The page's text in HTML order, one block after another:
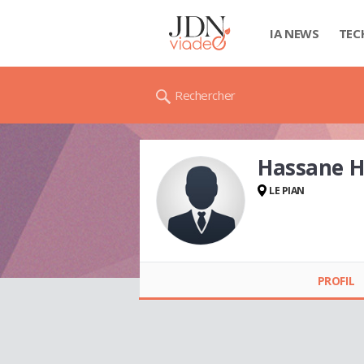
IA NEWS
Rechercher
Hassane
LE PIAN
PROFIL